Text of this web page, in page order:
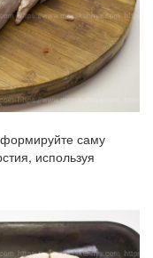
саму
используя